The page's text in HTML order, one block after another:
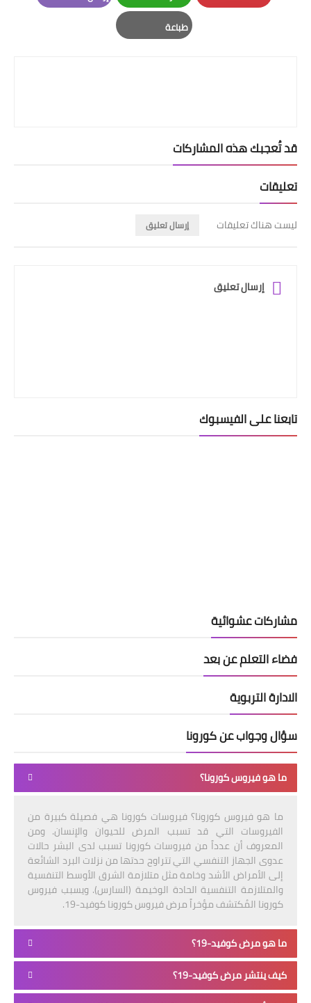
Whatsapp
طباعة
قد تُعجبك هذه المشاركات
تعليقات
ليست هناك تعليقات إرسال تعليق
إرسال تعليق
تابعنا على الفيسبوك
مشاركات عشوائية
فضاء التعلم عن بعد
الادارة التربوية
سؤال وجواب عن كورونا
ما هو فيروس كورونا؟
ما هو فيروس كورونا؟ فيروسات كورونا هي فصيلة كبيرة من
الفيروسات التي قد تسبب المرض للحيوان والإنسان. ومن
المعروف أن عدداً من فيروسات كورونا تسبب لدى البشر حالات
عدوى الجهاز التنفسي التي تتراوح حدتها من نزلات البرد الشائعة
إلى الأمراض الأشد وخامة مثل متلازمة الشرق الأوسط التنفسية
والمتلازمة التنفسية الحادة الوخيمة (السارس). ويسبب فيروس
كورونا المُكتشف مؤخراً مرض فيروس كورونا كوفيد-19.
ما هو مرض كوفيد-19؟
كيف ينتشر مرض كوفيد-19؟